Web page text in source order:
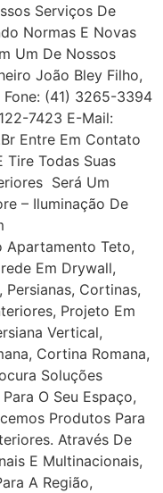
Serviços De
Normas E Novas
Um De Nossos
João Bley Filho,
Fone: (41) 3265-3394
7423 E-Mail:
Entre Em Contato
Tire Todas Suas
Será Um
– Iluminação De
Apartamento Teto,
Em Drywall,
Cortinas,
Projeto Em
Vertical,
Cortina Romana,
Soluções
O Seu Espaço,
Produtos Para
Através De
E Multinacionais,
A Região,